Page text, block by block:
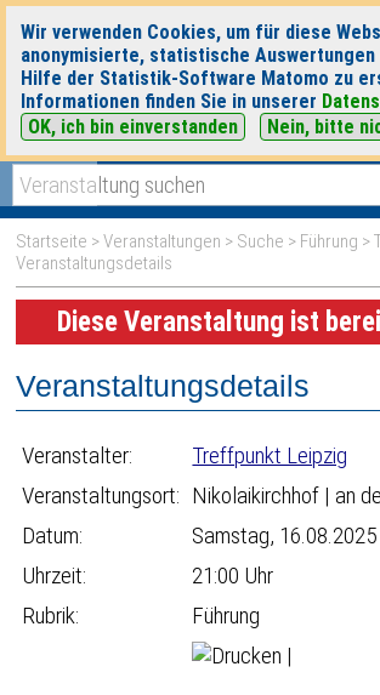
Wir verwenden Cookies, um für diese
anonymisierte, statistische Auswertungen
Hilfe der Statistik-Software Matomo zu
Informationen finden Sie in unserer
OK, ich bin einverstanden
Nein, bitte
heute|
Startseite >Veranstaltungen > Suche > Führung >
Veranstaltungsdetails
Diese Veranstaltung ist
Veranstaltungsdetails
Veranstalter:
Treffpunkt Leipzig
Veranstaltungsort: Nikolaikirchhof | an
Datum:
Samstag, 16.08.2025
Uhrzeit:
21:00 Uhr
Rubrik:
Führung
|